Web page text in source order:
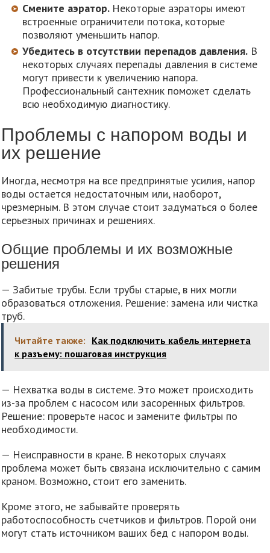
Смените аэратор. Некоторые аэраторы имеют
встроенные ограничители потока, которые
позволяют уменьшить напор.
Убедитесь в отсутствии перепадов давления. В
некоторых случаях перепады давления в системе
могут привести к увеличению напора.
Профессиональный сантехник поможет сделать
всю необходимую диагностику.
Проблемы с напором воды и
их решение
Иногда, несмотря на все предпринятые усилия, напор
воды остается недостаточным или, наоборот,
чрезмерным. В этом случае стоит задуматься о более
серьезных причинах и решениях.
Общие проблемы и их возможные
решения
— Забитые трубы. Если трубы старые, в них могли
образоваться отложения. Решение: замена или чистка
труб.
Читайте также: Как подключить кабель интернета
к разъему: пошаговая инструкция
— Нехватка воды в системе. Это может происходить
из-за проблем с насосом или засоренных фильтров.
Решение: проверьте насос и замените фильтры по
необходимости.
— Неисправности в кране. В некоторых случаях
проблема может быть связана исключитeльно с самим
краном. Возможно, стоит его заменить.
Кроме этого, не забывайте проверять
работоспособность счетчиков и фильтров. Порой они
могут стать источником ваших бед с напором воды.